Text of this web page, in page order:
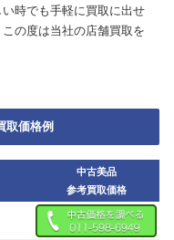
時でも手軽に買取に出せ
の度は当社の店舗買取を
取価格例
中古美品
参考買取価格